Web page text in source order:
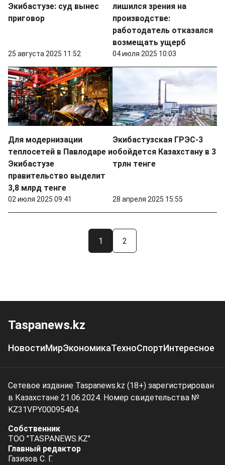
Экибастузе: суд вынес
приговор
25 августа 2025 11:52
лишился зрения на
производстве:
работодатель отказался
возмещать ущерб
04 июля 2025 10:03
Для модернизации
теплосетей в Павлодаре и
Экибастузе
правительство выделит
3,8 млрд тенге
02 июля 2025 09:41
Экибастузская ГРЭС-3
обойдется Казахстану в 3
трлн тенге
28 апреля 2025 15:55
1 2
Taspanews.kz
НовостиМирЭкономикаТехноСпортИнтересное
Сетевое издание Taspanews.kz (18+) зарегистрирован
в Казахстане 21.06.2024. Номер свидетельства №
KZ31VPY00095404.
Собственник
ТОО "TASPANEWS.KZ"
Главный редактор
Газизов С. Г.